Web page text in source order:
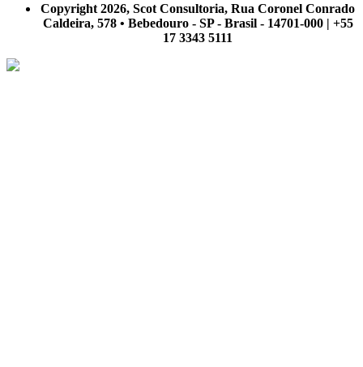
Copyright 2026, Scot Consultoria, Rua Coronel Conrado
Caldeira, 578 • Bebedouro - SP - Brasil - 14701-000 | +55
17 3343 5111